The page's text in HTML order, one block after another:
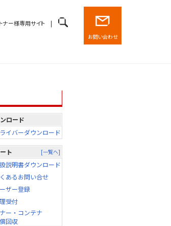
ナー様専用サイト
お問い合わせ
ロード
イバーダウンロード
ト [一覧へ]
説明書ダウンロード
あるお問い合せ
ザー登録
受付
ー・コンテナ
回収